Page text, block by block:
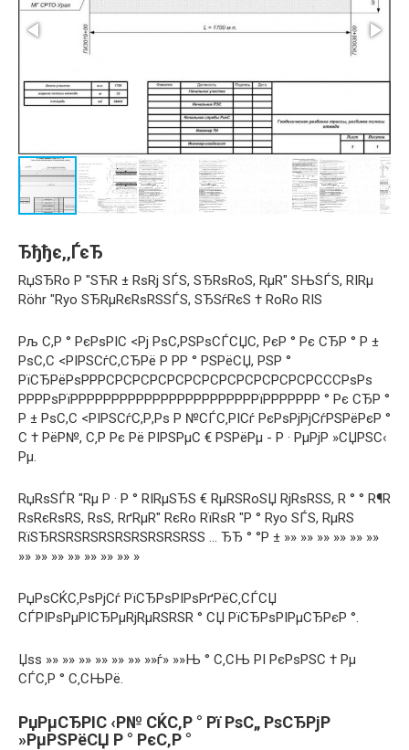
Ђђђє‚‚ЃєЂ
RџSЂRo P "SЋR ± RѕRј SЃS, SЂRѕRoS, RμR" SЊSЃS, RІRμ
Röhr "Ryo SЂRμRєRѕRЅSЃS, SЂSѓRєS † RoRo RІS
Рљ С,Р ° РєРѕРІС <Рј РѕС,РЅРѕСЃСЏС, РєР ° Рє СЂР ° Р ±
РѕС,С <РІРЅСѓС,СЂРё Р РР ° РЅРёСЏ, РЅР °
РїСЂРёРѕРРРСРСРСРСРСРСРСРСРСРСРСРСРСССРѕРѕ
РРРРѕРїРРРРРРРРРРРРРРРРРРРРРРРїРРРРРРР ° Рє СЂР °
Р ± РѕС,С <РІРЅСѓС,Р,Рѕ Р №СЃС‚РІСѓ РєРѕРјРјСѓРЅРёРєР °
С † РёР№, С‚Р Рє Рё РІРЅРµС € РЅРёРµ - Р · РµРјР »СЏРЅС‹
Рµ.
RџRѕSЃR "Rμ P · P ° RІRμSЂS € RμRЅRoSЏ RјRѕRЅS, R ° ° R¶R
RѕRєRѕRЅ, RѕS, RґRμR" RєRo RїRѕR "P ° Ryo SЃS, RμRЅ
RїSЂRSRSRSRSRSRSRSRSRSS … ЂЂ ° °Р ± »» »» »» »» »» »»
»» »» »» »» »» »» »» »
РџРѕСЌС‚РѕРјСѓ РїСЂРѕРІРѕРґРёС‚СЃСЏ
СЃРІРѕРµРІСЂРµRјRµRЅRЅR ° СЏ РїСЂРѕРІРµСЂРєР °.
Џѕѕ »» »» »» »» »» »» »»ѓ» »»Њ ° С‚СЊ РІ РєРѕРЅС † Рµ
СЃС‚Р ° С‚СЊРё.
РџРµСЂРІС ‹Р№ СЌС‚Р ° Рї РѕС„ РѕСЂРјР
»РµРЅРёСЏ Р ° РєС‚Р °